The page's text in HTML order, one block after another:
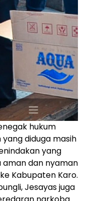
hukum
diduga masih
yang
dan nyaman
Kabupaten Karo.
Jesayas juga